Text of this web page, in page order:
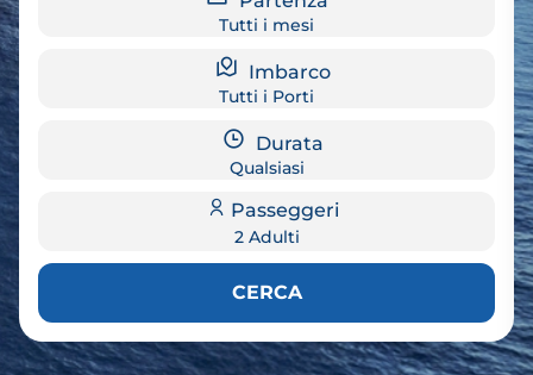
Tutti i mesi
Imbarco
Tutti i Porti
Durata
Qualsiasi
Passeggeri
2 Adulti
CERCA